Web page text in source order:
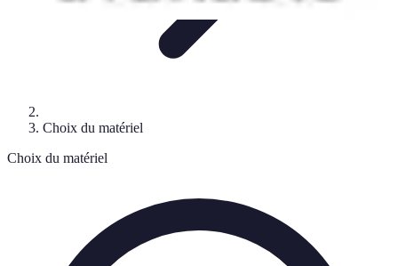
Choix du matériel
Choix du matériel